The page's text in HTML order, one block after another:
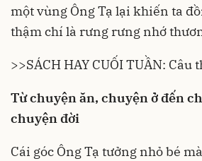
một vùng Ông Tạ lại khiến ta
thậm chí là rưng rưng nhớ
>>SÁCH HAY CUỐI TUẦN: Câu
Từ chuyện ăn, chuyện ở đến
chuyện đời
Cái góc Ông Tạ tưởng nhỏ bé